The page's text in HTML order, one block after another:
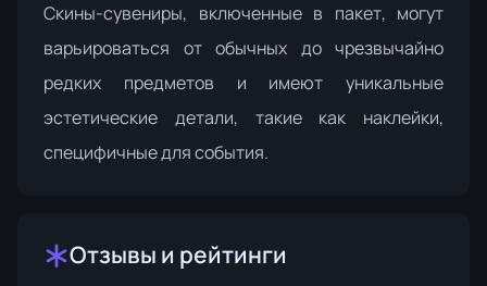
Скины-сувениры, включенные в пакет, могут
варьироваться от обычных до чрезвычайно
редких предметов и имеют уникальные
эстетические детали, такие как наклейки,
специфичные для события.
Отзывы и рейтинги